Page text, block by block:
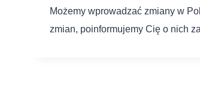
Możemy wprowadzać zmiany w
zmian, poinformujemy Cię o nich